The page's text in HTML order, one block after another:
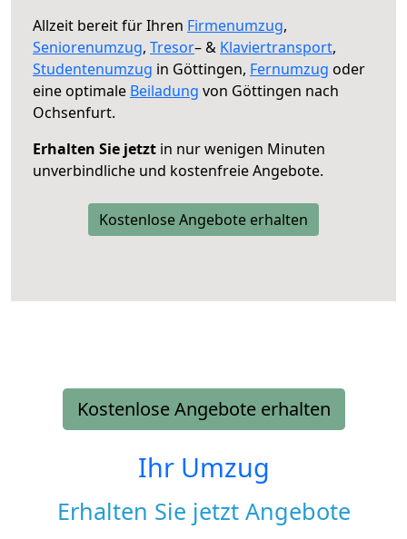
Allzeit bereit für Ihren Firmenumzug,
Seniorenumzug, Tresor– & Klaviertransport,
Studentenumzug in Göttingen, Fernumzug oder
eine optimale Beiladung von Göttingen nach
Ochsenfurt.
Erhalten Sie jetzt in nur wenigen Minuten
unverbindliche und kostenfreie Angebote.
Kostenlose Angebote erhalten
Kostenlose Angebote erhalten
Ihr Umzug
Erhalten Sie jetzt Angebote